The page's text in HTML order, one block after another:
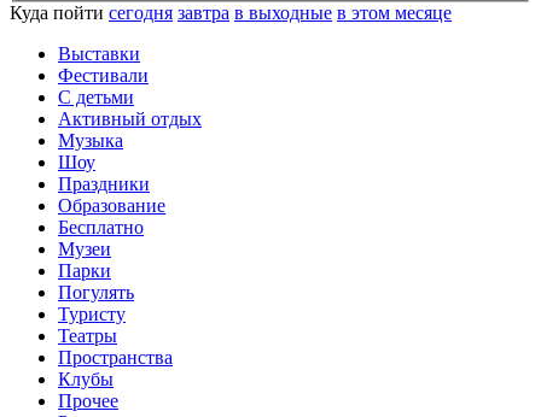
Куда пойти сегодня завтра в выходные в этом месяце
Выставки
Фестивали
С детьми
Активный отдых
Музыка
Шоу
Праздники
Образование
Бесплатно
Музеи
Парки
Погулять
Туристу
Театры
Пространства
Клубы
Прочее